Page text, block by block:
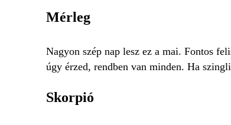
Mérleg
Nagyon szép nap lesz ez a mai. Fontos
úgy érzed, rendben van minden. Ha
Skorpió